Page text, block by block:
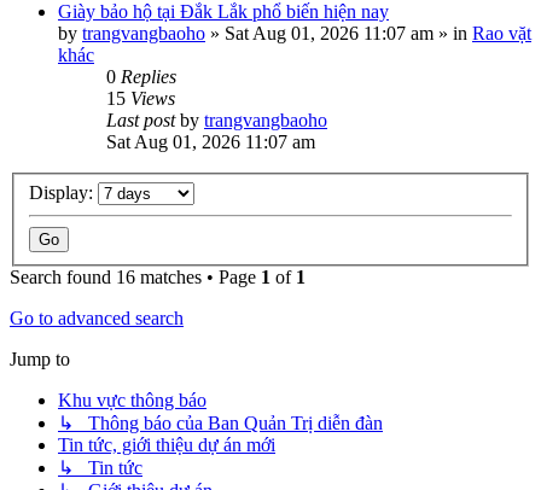
Giày bảo hộ tại Đắk Lắk phổ biến hiện nay
by trangvangbaoho » Sat Aug 01, 2026 11:07 am » in Rao vặt
khác
0 Replies
15 Views
Last postby trangvangbaoho
Sat Aug 01, 2026 11:07 am
Display:
Search found 16 matches • Page 1 of 1
Go to advanced search
Jump to
Khu vực thông báo
↳ Thông báo của Ban Quản Trị diễn đàn
Tin tức, giới thiệu dự án mới
↳ Tin tức